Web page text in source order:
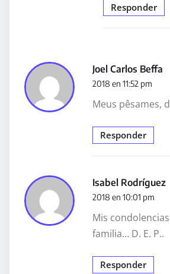
Responder
Joel Carlos Beffa
2018 en 11:52 pm
Meus pêsames,
Responder
Isabel Rodríguez
2018 en 10:01 pm
Mis
familia… D. E. P..
Responder